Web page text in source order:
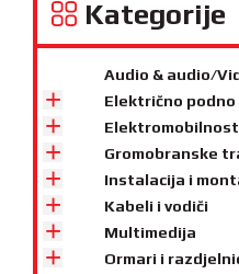
Kategorije
Audio & audio/
Električno
Elektromobilnost
Gromobranske
Instalacija i
Kabeli i vodiči
Multimedija
Ormari i